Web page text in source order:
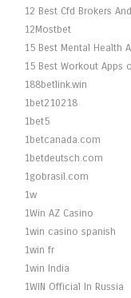
12 Best Cfd Brokers
12Mostbet
15 Best Mental Health
15 Best Workout Apps
188betlink.win
1bet210218
1bet5
1betcanada.com
1betdeutsch.com
1gobrasil.com
1w
1Win AZ Casino
1win casino spanish
1win fr
1win India
1WIN Official In Russia